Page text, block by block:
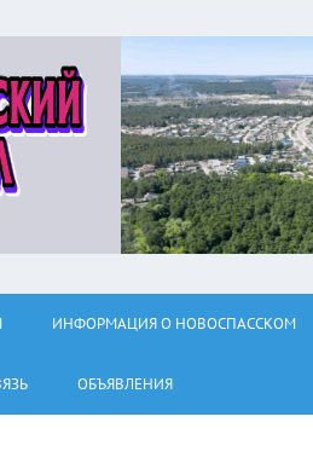
ИНФОРМАЦИЯ О НОВОСПАССКОМ
ОБЪЯВЛЕНИЯ